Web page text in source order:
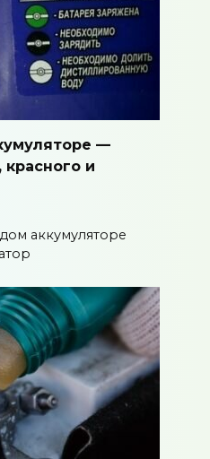
—
красного и
аккумуляторе